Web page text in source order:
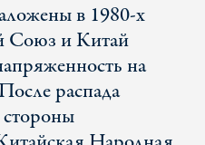
в 1980-х
Союз и Китай
на
распада